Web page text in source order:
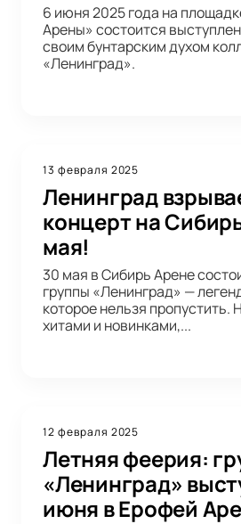
6 июня 2025 года на
Арены» состоится
своим бунтарским духом
«Ленинград».
13 февраля 2025
Ленинград
концерт на
мая!
30 мая в Сибирь Арене
группы «Ленинград» —
которое нельзя пропустить.
хитами и новинками,...
12 февраля 2025
Летняя феерия:
«Ленинград»
июня в Ерофей